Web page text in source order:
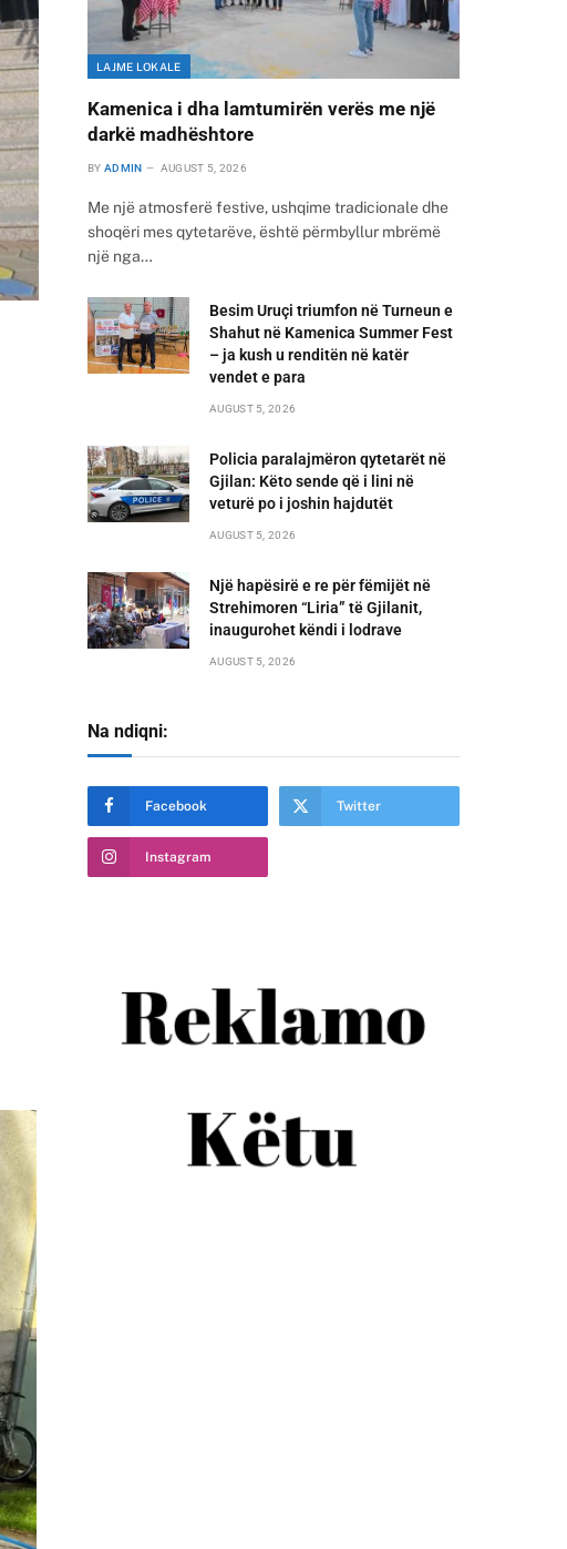
LAJME LOKALE
Kamenica i dha lamtumirën verës me një
darkë madhështore
BY ADMIN AUGUST 5, 2026
Me një atmosferë festive, ushqime tradicionale dhe
shoqëri mes qytetarëve, është përmbyllur mbrëmë
një nga…
Besim Uruçi triumfon në Turneun e
Shahut në Kamenica Summer Fest
– ja kush u renditën në katër
vendet e para
AUGUST 5, 2026
Policia paralajmëron qytetarët në
Gjilan: Këto sende që i lini në
veturë po i joshin hajdutët
AUGUST 5, 2026
Një hapësirë e re për fëmijët në
Strehimoren “Liria” të Gjilanit,
inaugurohet këndi i lodrave
AUGUST 5, 2026
Na ndiqni:
Facebook Twitter
Instagram